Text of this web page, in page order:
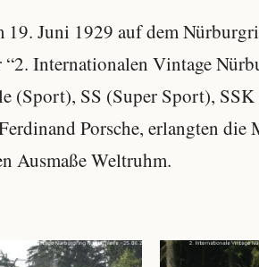
Juni 1929 auf dem
Internationalen Vintage
(Sport), SS (Super Sport),
Porsche, erlangten die
Ausmaße Weltruhm.